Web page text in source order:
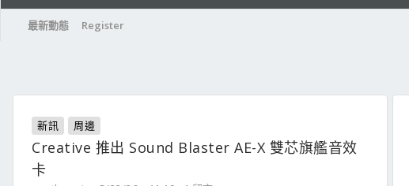
最新動態 Register
新訊 周邊
Creative 推出 Sound Blaster AE-X 雙芯旗艦音效
卡